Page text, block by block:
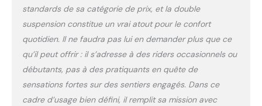
représente le juste
milieu.
standards de sa catégorie de prix, et la double
suspension constitue un vrai atout pour le confort
quotidien. Il ne faudra pas lui en demander plus que ce
qu’il peut offrir : il s’adresse à des riders occasionnels ou
débutants, pas à des pratiquants en quête de
sensations fortes sur des sentiers engagés. Dans ce
cadre d’usage bien défini, il remplit sa mission avec